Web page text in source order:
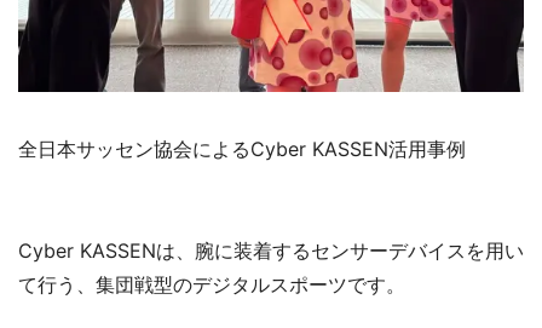
全日本サッセン協会によるCyber KASSEN活用事例
Cyber KASSENは、腕に装着するセンサーデバイスを用い
て行う、集団戦型のデジタルスポーツです。